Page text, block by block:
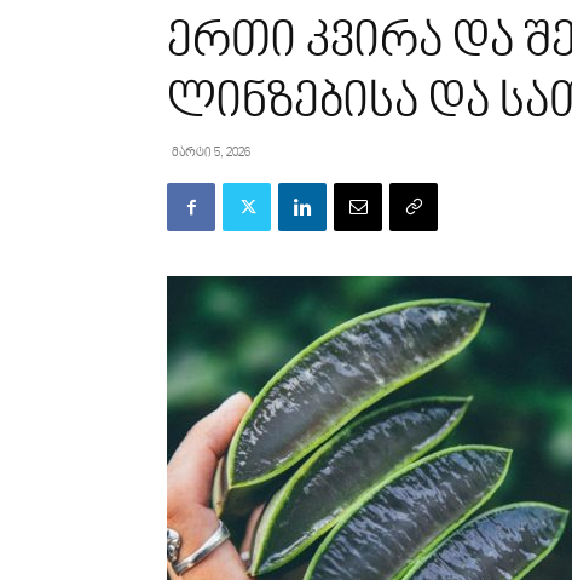
ერთი კვირა და
ლინზებისა და
მარტი 5, 2026